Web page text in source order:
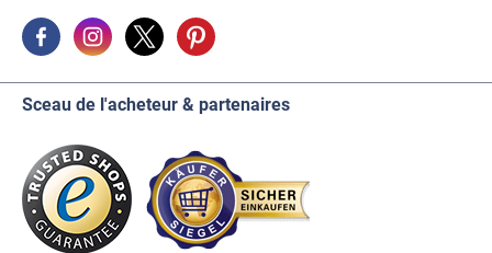
Sceau de l'acheteur & partenaires